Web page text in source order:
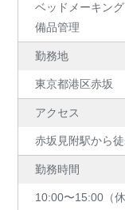
ベッドメーキング
備品管理
勤務地
東京都港区赤坂
アクセス
赤坂見附駅から
勤務時間
10:00〜15:00（休